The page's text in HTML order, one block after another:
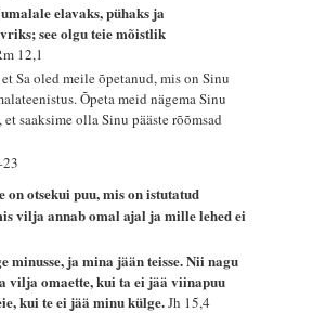
elavaks, pühaks ja
see olgu teie mõistlik
12,1
Sa oled meile õpetanud, mis on Sinu
Õpeta meid nägema Sinu
saaksime olla Sinu pääste rõõmsad
on otsekui puu, mis on istutatud
vilja annab omal ajal ja mille lehed ei
minusse, ja mina jään teisse. Nii nagu
vilja omaette, kui ta ei jää viinapuu
kui te ei jää minu külge.Jh 15,4